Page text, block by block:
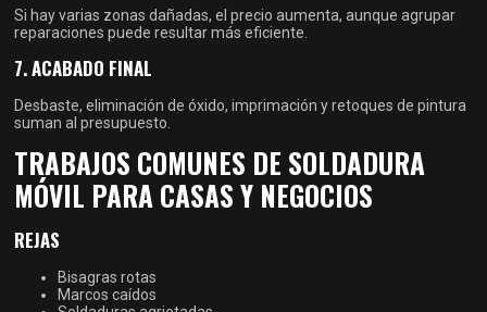
Si hay varias zonas dañadas, el precio aumenta, aunque agrupar
reparaciones puede resultar más eficiente.
7. ACABADO FINAL
Desbaste, eliminación de óxido, imprimación y retoques de pintura
suman al presupuesto.
TRABAJOS COMUNES DE SOLDADURA
MÓVIL PARA CASAS Y NEGOCIOS
REJAS
Bisagras rotas
Marcos caídos